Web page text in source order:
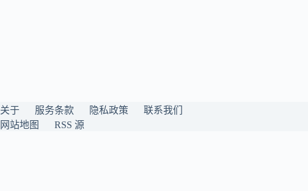
关于 服务条款 隐私政策
联系我们
网站地图
RSS 源